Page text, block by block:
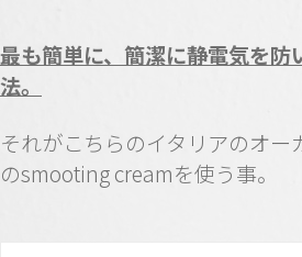
最も簡単に、簡潔に静電気を
法。
それがこちらのイタリアのオ
のsmooting creamを使う事。